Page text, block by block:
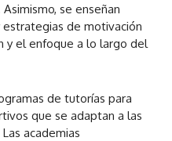
se enseñan
de motivación
y el enfoque a lo largo del
de tutorías para
que se adaptan a las
academias